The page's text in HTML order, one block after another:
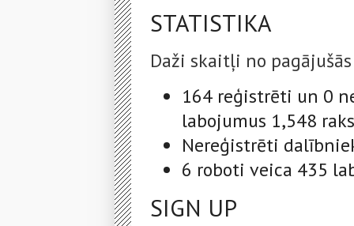
STATISTIKA
Daži skaitļi no
164 reģistrēti un 0
labojumus 1,548
Nereģistrēti
6 roboti veica 435
SIGN UP